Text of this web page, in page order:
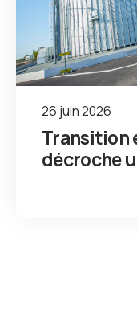
26 juin 2026
Transition
décroche